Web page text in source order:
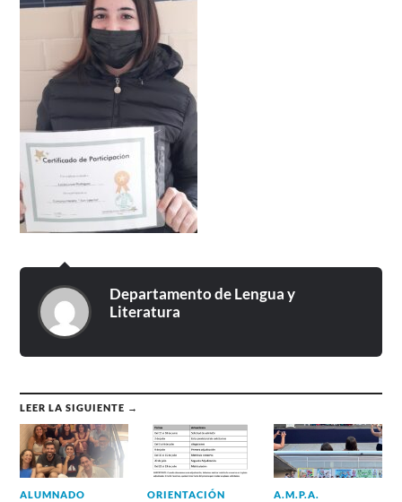
Departamento de Lengua y
Literatura
LEER LA SIGUIENTE →
ALUMNADO ORIENTACIÓN A.M.P.A.